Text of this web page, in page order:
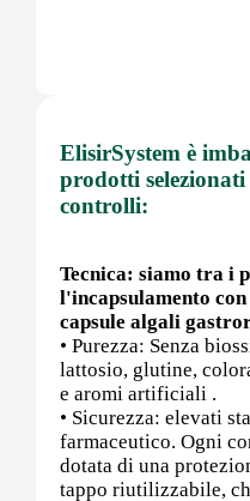
Sali
ElisirSystem è
prodotti
controlli:
Tecnica: siamo tra i
l'incapsulamento
capsule algali
• Purezza: Senza
lattosio, glutine,
e aromi artificiali .
• Sicurezza: elevati
farmaceutico. Ogni
dotata di una
tappo riutilizzabile,